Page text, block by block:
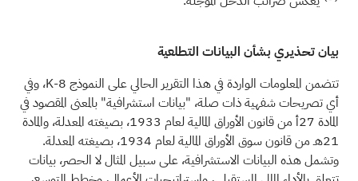
بيان تحذيري بشأن البيانات التطلعية
تتضمن المعلومات الواردة في هذا التقرير الحالي على النموذج 8-K، وفي
أي تصريحات شفهية ذات صلة، "بيانات استشرافية" بالمعنى المقصود في
المادة 27أ من قانون الأوراق المالية لعام 1933، بصيغته المعدلة، والمادة
21هـ من قانون سوق الأوراق المالية لعام 1934، بصيغته المعدلة.
وتشمل هذه البيانات الاستشرافية، على سبيل المثال لا الحصر، بيانات